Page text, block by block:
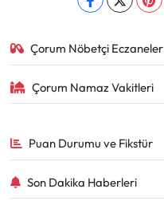
Çorum Nöbetçi Eczaneler
Çorum Namaz Vakitleri
Puan Durumu ve Fikstür
Son Dakika Haberleri